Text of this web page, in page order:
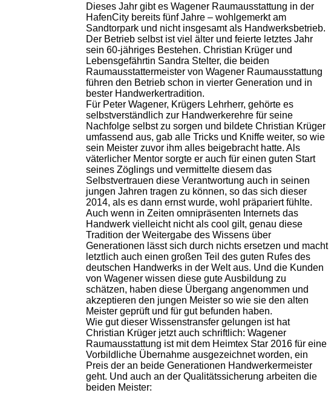
Dieses Jahr gibt es Wagener Raumausstattung in der
HafenCity bereits fünf Jahre – wohlgemerkt am
Sandtorpark und nicht insgesamt als Handwerksbetrieb.
Der Betrieb selbst ist viel älter und feierte letztes Jahr
sein 60-jähriges Bestehen. Christian Krüger und
Lebensgefährtin Sandra Stelter, die beiden
Raumausstattermeister von Wagener Raumausstattung
führen den Betrieb schon in vierter Generation und in
bester Handwerkertradition.
Für Peter Wagener, Krügers Lehrherr, gehörte es
selbstverständlich zur Handwerkerehre für seine
Nachfolge selbst zu sorgen und bildete Christian Krüger
umfassend aus, gab alle Tricks und Kniffe weiter, so wie
sein Meister zuvor ihm alles beigebracht hatte. Als
väterlicher Mentor sorgte er auch für einen guten Start
seines Zöglings und vermittelte diesem das
Selbstvertrauen diese Verantwortung auch in seinen
jungen Jahren tragen zu können, so das sich dieser
2014, als es dann ernst wurde, wohl präpariert fühlte.
Auch wenn in Zeiten omnipräsenten Internets das
Handwerk vielleicht nicht als cool gilt, genau diese
Tradition der Weitergabe des Wissens über
Generationen lässt sich durch nichts ersetzen und macht
letztlich auch einen großen Teil des guten Rufes des
deutschen Handwerks in der Welt aus. Und die Kunden
von Wagener wissen diese gute Ausbildung zu
schätzen, haben diese Übergang angenommen und
akzeptieren den jungen Meister so wie sie den alten
Meister geprüft und für gut befunden haben.
Wie gut dieser Wissenstransfer gelungen ist hat
Christian Krüger jetzt auch schriftlich: Wagener
Raumausstattung ist mit dem Heimtex Star 2016 für eine
Vorbildliche Übernahme ausgezeichnet worden, ein
Preis der an beide Generationen Handwerkermeister
geht. Und auch an der Qualitätssicherung arbeiten die
beiden Meister: